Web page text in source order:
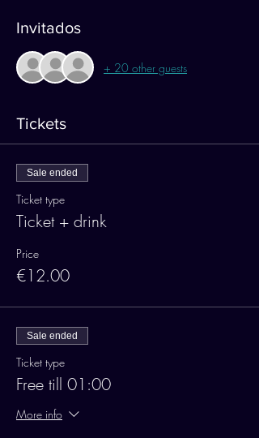
Invitados
+ 20 other guests
Tickets
Sale ended
Ticket type
Ticket + drink
Price
€12.00
Sale ended
Ticket type
Free till 01:00
More info